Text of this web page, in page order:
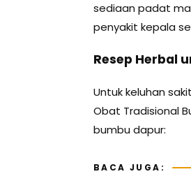
sediaan padat
penyakit kepala
Resep Herbal
Untuk keluhan
Obat Tradisional
bumbu dapur:
BACA JUGA: